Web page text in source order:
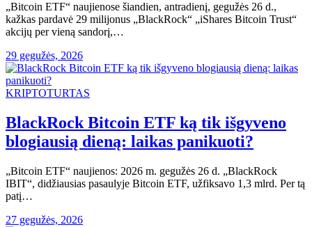
„Bitcoin ETF“ naujienose šiandien, antradienį, gegužės 26 d.,
kažkas pardavė 29 milijonus „BlackRock“ „iShares Bitcoin Trust“
akcijų per vieną sandorį,…
29 gegužės, 2026
KRIPTOTURTAS
BlackRock Bitcoin ETF ką tik išgyveno
blogiausią dieną: laikas panikuoti?
„Bitcoin ETF“ naujienos: 2026 m. gegužės 26 d. „BlackRock
IBIT“, didžiausias pasaulyje Bitcoin ETF, užfiksavo 1,3 mlrd. Per tą
patį…
27 gegužės, 2026